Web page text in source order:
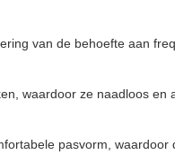
van de behoefte aan
waardoor ze naadloos en
pasvorm,